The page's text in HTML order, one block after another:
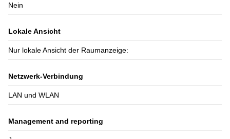
Nein
Lokale Ansicht
Nur lokale Ansicht der Raumanzeige:
Netzwerk-Verbindung
LAN und WLAN
Management and reporting